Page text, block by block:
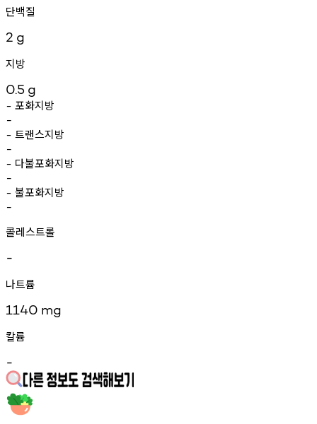
단백질
2 g
지방
0.5 g
- 포화지방
-
- 트랜스지방
-
- 다불포화지방
-
- 불포화지방
-
콜레스트롤
-
나트륨
1140 mg
칼륨
-